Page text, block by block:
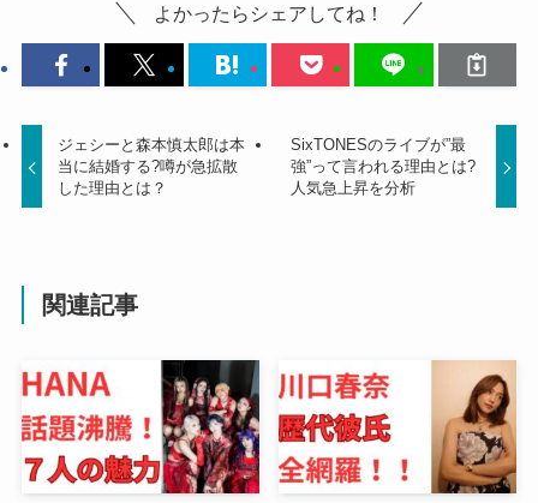
よかったらシェアしてね！
ジェシーと森本慎太郎は本
当に結婚する?噂が急拡散
した理由とは？
SixTONESのライブが”最
強”って言われる理由とは?
人気急上昇を分析
関連記事